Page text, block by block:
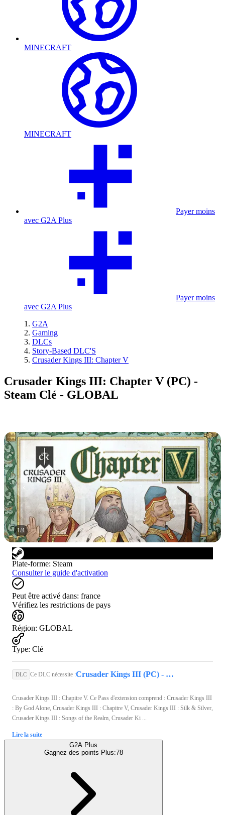
MINECRAFT
MINECRAFT
Payer moins
avec G2A Plus
Payer moins
avec G2A Plus
G2A
Gaming
DLCs
Story-Based DLC'S
Crusader Kings III: Chapter V
Crusader Kings III: Chapter V (PC) -
Steam Clé - GLOBAL
1/4
Plate-forme: Steam
Consulter le guide d'activation
Peut être activé dans: france
Vérifiez les restrictions de pays
Région: GLOBAL
Type: Clé
DLC Ce DLC nécessite : Crusader Kings III (PC) - Steam Key - GLOBAL
Crusader Kings III : Chapitre V. Ce Pass d'extension comprend : Crusader Kings III
: By God Alone, Crusader Kings III : Chapitre V, Crusader Kings III : Silk & Silver,
Crusader Kings III : Songs of the Realm, Crusader Ki ...
Lire la suite
G2A Plus
Gagnez des points Plus:78